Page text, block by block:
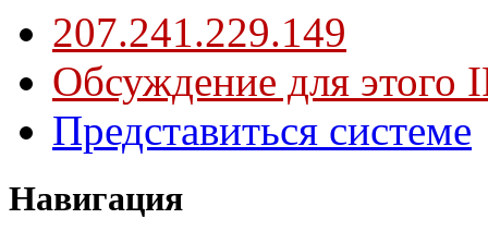
207.241.229.149
Обсуждение для этого
Представиться системе
Навигация